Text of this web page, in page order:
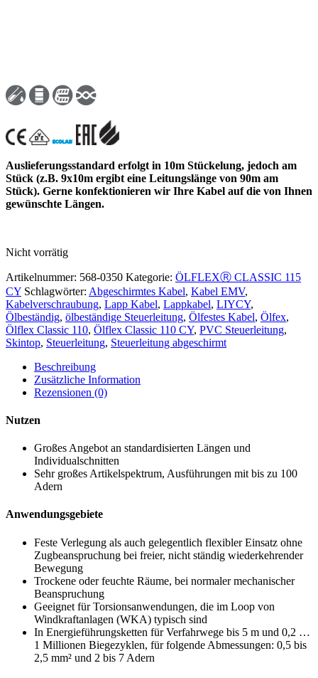
Auslieferungsstandard erfolgt in 10m Stückelung, jedoch am
Stück (z.B. 9x10m ergibt eine Leitungslänge von 90m am
Stück). Gerne konfektionieren wir Ihre Kabel auf die von Ihnen
gewünschte Längen.
Nicht vorrätig
Artikelnummer: 568-0350 Kategorie: ÖLFLEXⓇ CLASSIC 115
CY Schlagwörter: Abgeschirmtes Kabel, Kabel EMV,
Kabelverschraubung, Lapp Kabel, Lappkabel, LIYCY,
Ölbeständig, ölbeständige Steuerleitung, Ölfestes Kabel, Ölfex,
Ölflex Classic 110, Ölflex Classic 110 CY, PVC Steuerleitung,
Skintop, Steuerleitung, Steuerleitung abgeschirmt
Beschreibung
Zusätzliche Information
Rezensionen (0)
Nutzen
Großes Angebot an standardisierten Längen und
Individualschnitten
Sehr großes Artikelspektrum, Ausführungen mit bis zu 100
Adern
Anwendungsgebiete
Feste Verlegung als auch gelegentlich flexibler Einsatz ohne
Zugbeanspruchung bei freier, nicht ständig wiederkehrender
Bewegung
Trockene oder feuchte Räume, bei normaler mechanischer
Beanspruchung
Geeignet für Torsionsanwendungen, die im Loop von
Windkraftanlagen (WKA) typisch sind
In Energieführungsketten für Verfahrwege bis 5 m und 0,2 …
1 Millionen Biegezyklen, für folgende Abmessungen: 0,5 bis
2,5 mm² und 2 bis 7 Adern